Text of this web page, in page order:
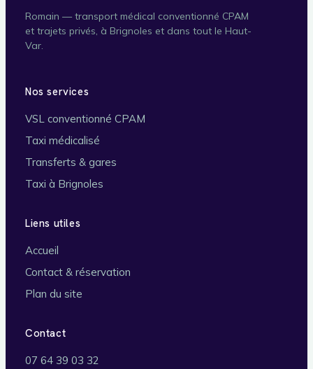
Romain — transport médical conventionné CPAM
et trajets privés, à Brignoles et dans tout le Haut-
Var.
Nos services
VSL conventionné CPAM
Taxi médicalisé
Transferts & gares
Taxi à Brignoles
Liens utiles
Accueil
Contact & réservation
Plan du site
Contact
07 64 39 03 32